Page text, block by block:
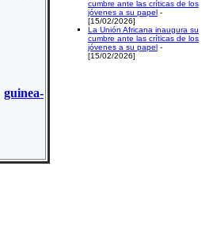
guinea-
cumbre ante las críticas de los
jóvenes a su papel -
[15/02/2026]
La Unión Africana inaugura su
cumbre ante las críticas de los
jóvenes a su papel -
[15/02/2026]